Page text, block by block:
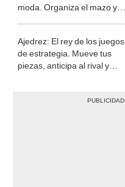
moda. Organiza el mazo y
Ajedrez: El rey de los juegos
de estrategia. Mueve tus
piezas, anticipa al rival y